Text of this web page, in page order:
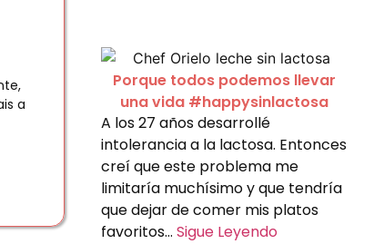
a
Porque todos podemos llevar
una vida #happysinlactosa
A los 27 años desarrollé
intolerancia a la lactosa. Entonces
creí que este problema me
limitaría muchísimo y que tendría
que dejar de comer mis platos
favoritos… Sigue Leyendo